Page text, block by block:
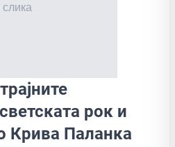
рок и
Крива Паланка